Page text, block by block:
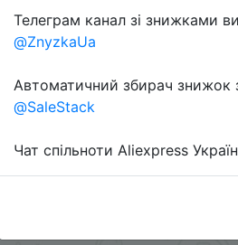
t.me/%2B8jHVizJO6XY3M2Qy
Телеграм канал зі знижками
@ZnyzkaUa
Автоматичний збирач знижок
@SaleStack
Чат спільноти Aliexpress